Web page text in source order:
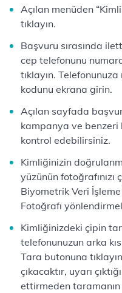
Açılan menüden
tıklayın.
Başvuru sırasında
cep telefonunu
tıklayın.
kodunu ekrana girin.
Açılan sayfada
kampanya ve
kontrol edebilirsiniz.
Kimliğinizin
yüzünün
Biyometrik Veri
Fotoğrafı
Kimliğinizdeki çipin
telefonunuzun arka
Tara butonuna
çıkacaktır, uyarı
ettirmeden taramanın